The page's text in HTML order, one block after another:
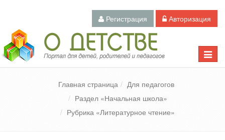
Регистрация Авторизация
Toggle
Педагогический портал «О детстве»
Главная страница
Для педагогов
Раздел «Начальная школа»
Рубрика «Литературное чтение»